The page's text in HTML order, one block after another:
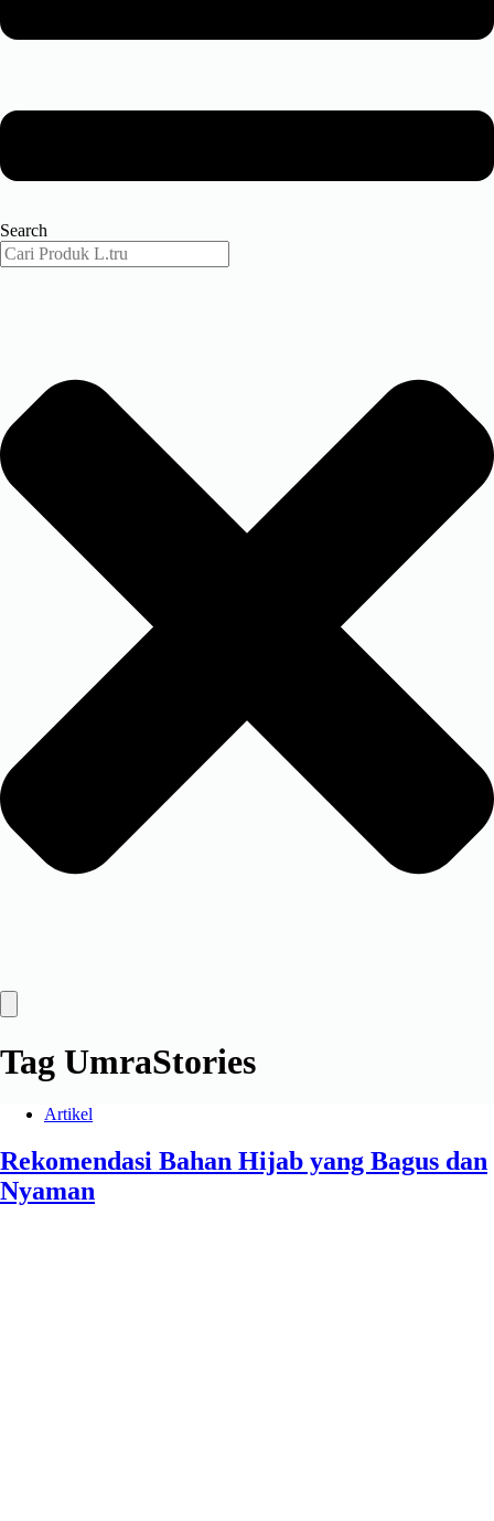
Search
Tag UmraStories
Artikel
Rekomendasi Bahan Hijab yang Bagus dan
Nyaman